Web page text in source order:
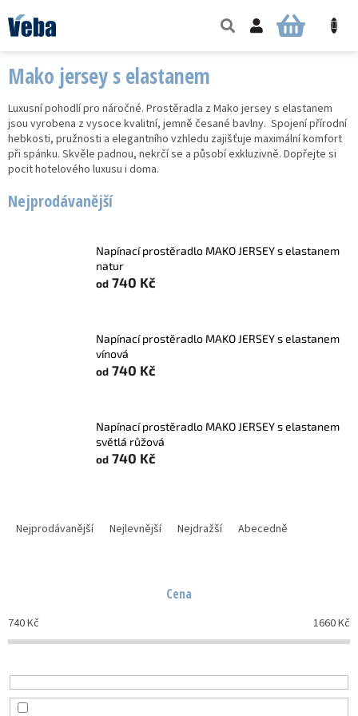
na
obsah
NÁKUPNÍ
Mako jersey s elastanem
Luxusní pohodlí pro náročné. Prostěradla z Mako jersey s elastanem
jsou vyrobena z vysoce kvalitní, jemně česané bavlny. Spojení přírodní
hebkosti, pružnosti a elegantního vzhledu zajišťuje maximální komfort
při spánku. Skvěle padnou, nekrčí se a působí exkluzivně. Dopřejte si
pocit hotelového luxusu i doma.
Nejprodávanější
Napínací prostěradlo MAKO JERSEY s elastanem
natur
od 740 Kč
Napínací prostěradlo MAKO JERSEY s elastanem
vínová
od 740 Kč
Napínací prostěradlo MAKO JERSEY s elastanem
světlá růžová
od 740 Kč
p
r
o
u
k
Nejprodávanější Nejlevnější Nejdražší Abecedně
Cena
740Kč 1660Kč